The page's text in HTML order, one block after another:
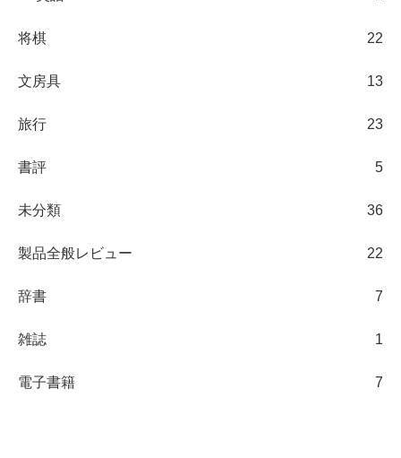
将棋 22
文房具 13
旅行 23
書評 5
未分類 36
製品全般レビュー 22
辞書 7
雑誌 1
電子書籍 7